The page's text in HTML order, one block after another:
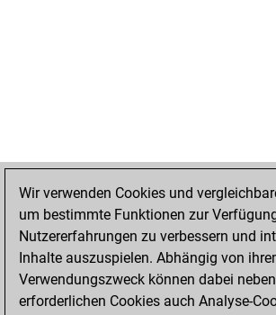
Wir verwenden Cookies und
um bestimmte Funktionen zur
Nutzererfahrungen zu verbessern und
Inhalte auszuspielen. Abhängig von
Verwendungszweck können dabei
erforderlichen Cookies auch Analyse-